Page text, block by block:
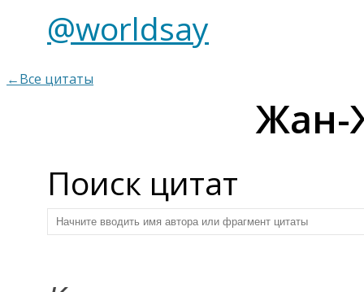
@worldsay
←Все цитаты
Жан-
Поиск цитат